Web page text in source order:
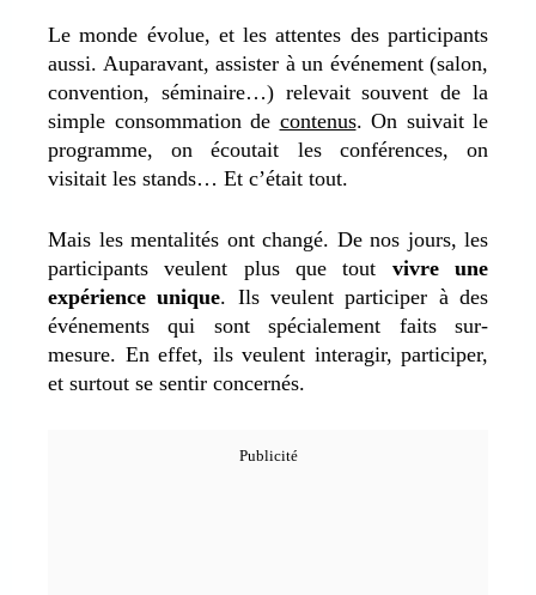
Le monde évolue, et les attentes des participants
aussi. Auparavant, assister à un événement (salon,
convention, séminaire…) relevait souvent de la
simple consommation de contenus. On suivait le
programme, on écoutait les conférences, on
visitait les stands… Et c’était tout.
Mais les mentalités ont changé. De nos jours, les
participants veulent plus que tout vivre une
expérience unique. Ils veulent participer à des
événements qui sont spécialement faits sur-
mesure. En effet, ils veulent interagir, participer,
et surtout se sentir concernés.